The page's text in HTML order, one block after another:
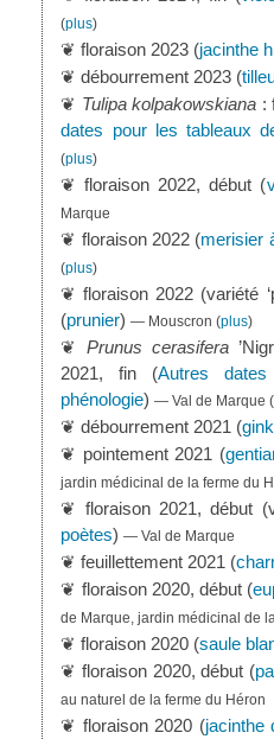
(plus)
❦ floraison 2023 (jacinthe
❦ débourrement 2023 (
❦ Tulipa kolpakowskiana :
dates pour les tableaux
(plus)
❦ floraison 2022, début (
Marque
❦ floraison 2022 (merisier
(plus)
❦ floraison 2022 (variété
(prunier)— Mouscron (plus)
❦ Prunus cerasifera
2021, fin (Autres
phénologie)— Val de Marque (
❦ débourrement 2021 (
❦ pointement 2021 (
jardin médicinal de la ferme du
❦ floraison 2021, début
poètes)— Val de Marque
❦ feuillettement 2021 (
❦ floraison 2020, début (
de Marque, jardin médicinal de
❦ floraison 2020 (saule
❦ floraison 2020, début (
au naturel de la ferme du Héron
❦ floraison 2020 (jacinthe